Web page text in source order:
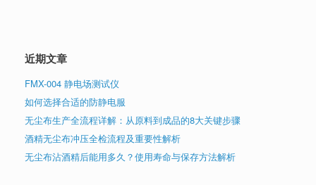
近期文章
FMX-004 静电场测试仪
如何选择合适的防静电服
无尘布生产全流程详解：从原料到成品的8大关键步骤
酒精无尘布冲压全检流程及重要性解析
无尘布沾酒精后能用多久？使用寿命与保存方法解析